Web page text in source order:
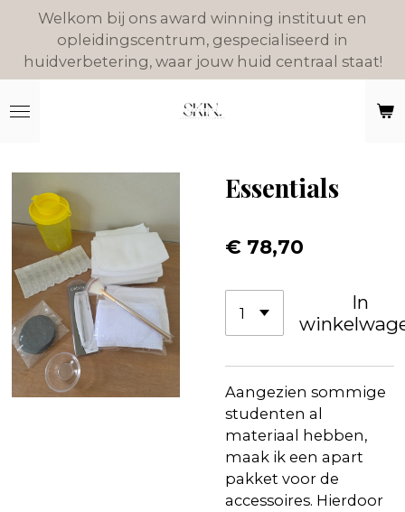
naar
de
hoofdinhoud
Welkom bij ons award winning instituut en
opleidingscentrum, gespecialiseerd in
huidverbetering, waar jouw huid centraal staat!
Essentials
€ 78,70
In
Aangezien sommige
studenten al
materiaal hebben,
maak ik een apart
pakket voor de
accessoires. Hierdoor